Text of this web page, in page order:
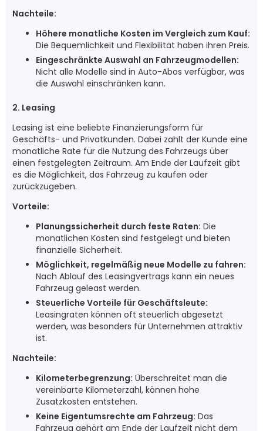
Nachteile:
Höhere monatliche Kosten im Vergleich zum Kauf:
Die Bequemlichkeit und Flexibilität haben ihren Preis.
Eingeschränkte Auswahl an Fahrzeugmodellen:
Nicht alle Modelle sind in Auto-Abos verfügbar, was
die Auswahl einschränken kann.
2. Leasing
Leasing ist eine beliebte Finanzierungsform für
Geschäfts- und Privatkunden. Dabei zahlt der Kunde eine
monatliche Rate für die Nutzung des Fahrzeugs über
einen festgelegten Zeitraum. Am Ende der Laufzeit gibt
es die Möglichkeit, das Fahrzeug zu kaufen oder
zurückzugeben.
Vorteile:
Planungssicherheit durch feste Raten: Die
monatlichen Kosten sind festgelegt und bieten
finanzielle Sicherheit.
Möglichkeit, regelmäßig neue Modelle zu fahren:
Nach Ablauf des Leasingvertrags kann ein neues
Fahrzeug geleast werden.
Steuerliche Vorteile für Geschäftsleute:
Leasingraten können oft steuerlich abgesetzt
werden, was besonders für Unternehmen attraktiv
ist.
Nachteile:
Kilometerbegrenzung: Überschreitet man die
vereinbarte Kilometerzahl, können hohe
Zusatzkosten entstehen.
Keine Eigentumsrechte am Fahrzeug: Das
Fahrzeug gehört am Ende der Laufzeit nicht dem